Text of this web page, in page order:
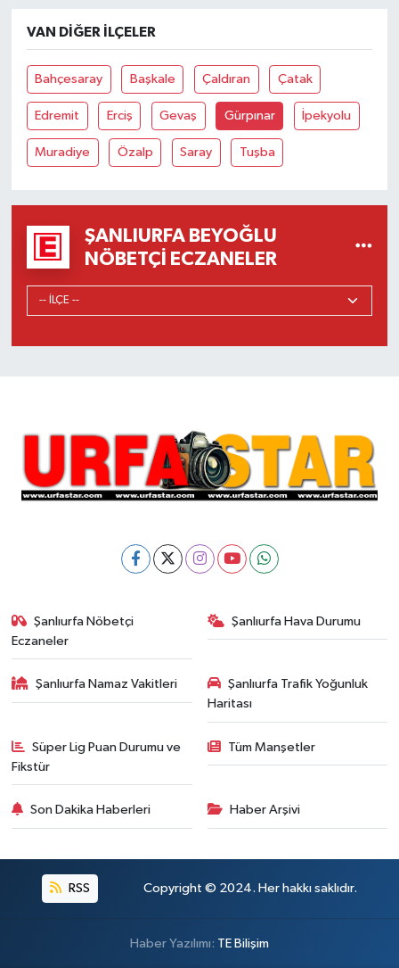
VAN DIĞER İLÇELER
Bahçesaray Başkale Çaldıran Çatak
Edremit Erciş Gevaş Gürpınar İpekyolu
Muradiye Özalp Saray Tuşba
ŞANLIURFA BEYOĞLU
NÖBETÇI ECZANELER
Şanlıurfa Nöbetçi
Eczaneler
Şanlıurfa Hava Durumu
Şanlıurfa Namaz Vakitleri
Şanlıurfa Trafik Yoğunluk
Haritası
Süper Lig Puan Durumu ve
Fikstür
Tüm Manşetler
Son Dakika Haberleri Haber Arşivi
RSS Copyright © 2024. Her hakkı saklıdır.
Haber Yazılımı: TE Bilişim